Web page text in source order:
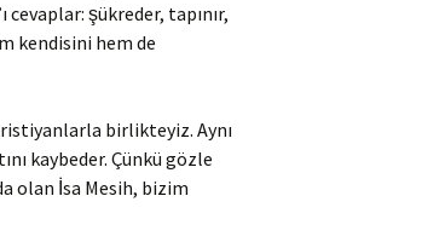
cevaplar: şükreder, tapınır,
kendisini hem de
birlikteyiz. Aynı
kaybeder. Çünkü gözle
olan İsa Mesih, bizim